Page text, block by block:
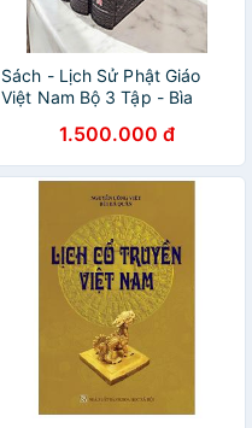
Sách - Lịch Sử Phật Giáo
Việt Nam Bộ 3 Tập - Bìa
1.500.000 đ